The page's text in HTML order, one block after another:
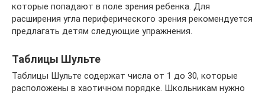
которые попадают в поле зрения ребенка. Для
расширения угла периферического зрения рекомендуется
предлагать детям следующие упражнения.
Таблицы Шульте
Таблицы Шульте содержат числа от 1 до 30, которые
расположены в хаотичном порядке. Школьникам нужно